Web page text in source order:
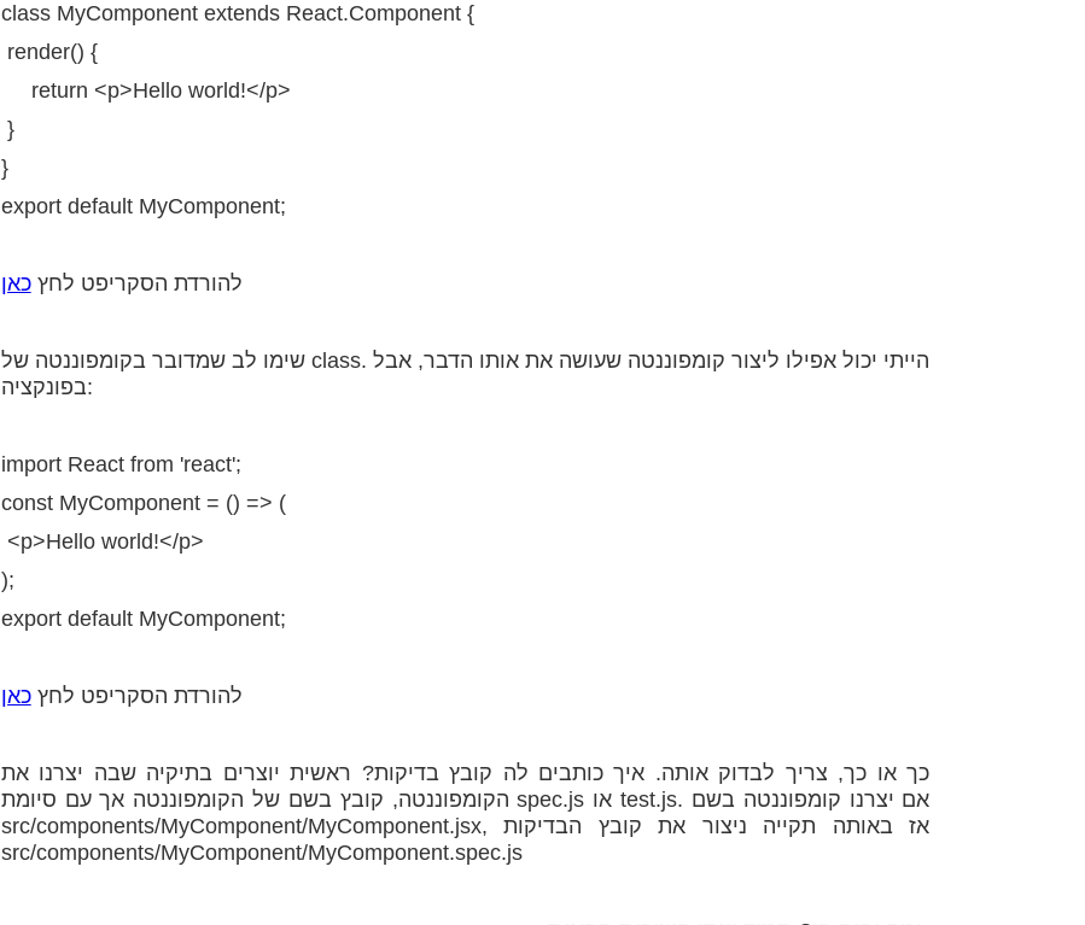
class MyComponent extends React.Component {
render() {
return <p>Hello world!</p>
}
}
export default MyComponent;
להורדת הסקריפט לחץכאן
שימו לב שמדובר בקומפוננטה של class. הייתי יכול אפילו ליצור קומפוננטה שעושה את אותו הדבר, אבל
בפונקציה:
import React from 'react';
const MyComponent = () => (
<p>Hello world!</p>
);
export default MyComponent;
להורדת הסקריפט לחץכאן
כך או כך, צריך לבדוק אותה. איך כותבים לה קובץ בדיקות? ראשית יוצרים בתיקיה שבה יצרנו את
הקומפוננטה, קובץ בשם של הקומפוננטה אך עם סיומת spec.js או test.js. אם יצרנו קומפוננטה בשם
src/components/MyComponent/MyComponent.jsx, אז באותה תקייה ניצור את קובץ הבדיקות
src/components/MyComponent/MyComponent.spec.js